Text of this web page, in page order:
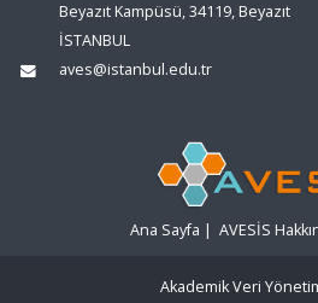
Beyazıt Kampüsü, 34119, Beyazıt
İSTANBUL
aves@istanbul.edu.tr
Ana Sayfa | AVESİS
Akademik Veri